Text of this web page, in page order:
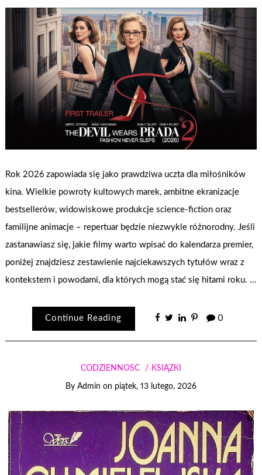
Rok 2026 zapowiada się jako prawdziwa uczta dla miłośników
kina. Wielkie powroty kultowych marek, ambitne ekranizacje
bestsellerów, widowiskowe produkcje science-fiction oraz
familijne animacje – repertuar będzie niezwykle różnorodny. Jeśli
zastanawiasz się, jakie filmy warto wpisać do kalendarza premier,
poniżej znajdziesz zestawienie najciekawszych tytułów wraz z
kontekstem i powodami, dla których mogą stać się hitami roku. …
Continue Reading 0
CODZIENNOŚĆ KSIĄŻKI
By Admin on piątek, 13 lutego, 2026